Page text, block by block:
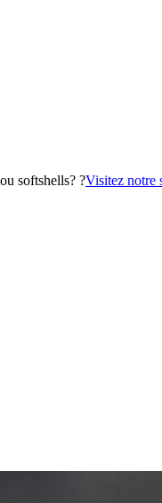
softshells? ?Visitez notre